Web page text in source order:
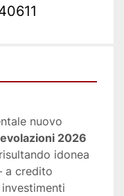
2026
idonea
a credito